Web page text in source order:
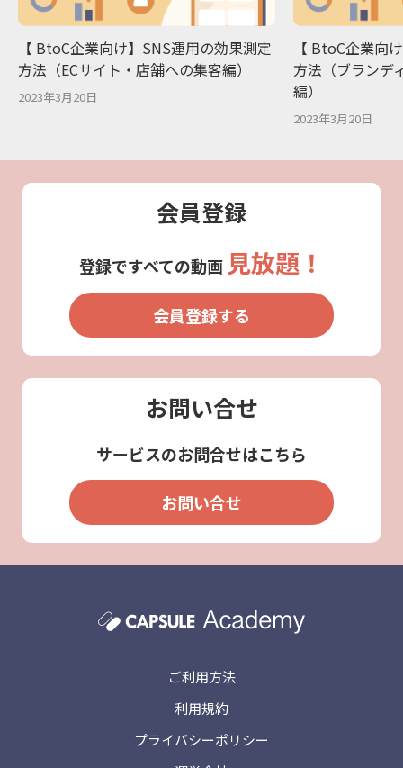
【 BtoC企業向け】SNS運用の効果測定
方法（ECサイト・店舗への集客編）
2023年3月20日
【 BtoC企業向
方法（ブランデ
編）
2023年3月20日
会員登録
登録ですべての動画 見放題！
会員登録する
お問い合せ
サービスのお問合せはこちら
お問い合せ
ご利用方法
利用規約
プライバシーポリシー